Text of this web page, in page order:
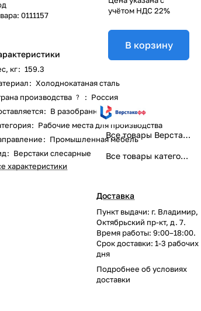
0111157
кг: 159.3
: Холоднокатаная сталь
производства ? : Россия
: В разобранном виде
: Рабочие места для производства
: Промышленная мебель
: Верстаки слесарные
характеристики
учётом НДС 22%
В корзину
Все товары Верстакофф
Все товары категории
Доставка
Пункт выдачи: г. Владимир,
Октябрьский пр-кт, д. 7.
Время работы: 9:00–18:00.
Срок доставки: 1-3 рабочих
дня
Подробнее обусловиях
доставки